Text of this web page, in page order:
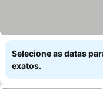
Selecione as datas
exatos.